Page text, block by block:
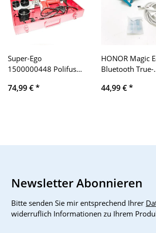
Super-Ego
1500000448 Polifusor
mm
74,99 €*
HONOR Magic
Bluetooth True-
Kopfhörer/
44,99 €*
Newsletter Abonnieren
Bitte senden Sie mir entsprechend Ihrer
widerruflich Informationen zu Ihrem